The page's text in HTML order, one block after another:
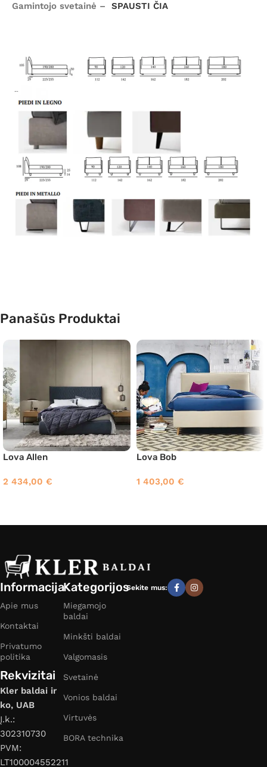
Gamintojo svetainė – SPAUSTI ČIA
Panašūs Produktai
Lova Allen
2 434,00 €
Lova Bob
1 403,00 €
Informacija
Apie mus
Kontaktai
Privatumo
politika
Rekvizitai
Kler baldai ir
ko, UAB
Į.k.:
302310730
PVM:
LT100004552211
Kategorijos
Miegamojo
baldai
Minkšti baldai
Valgomasis
Svetainė
Vonios baldai
Virtuvės
BORA technika
Sekite mus: